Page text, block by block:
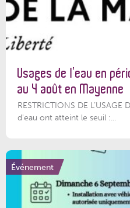
Usages de l’eau en
au 4 août en Mayenne
RESTRICTIONS DE L’USAGE
d'eau ont atteint le seuil :...
Événement